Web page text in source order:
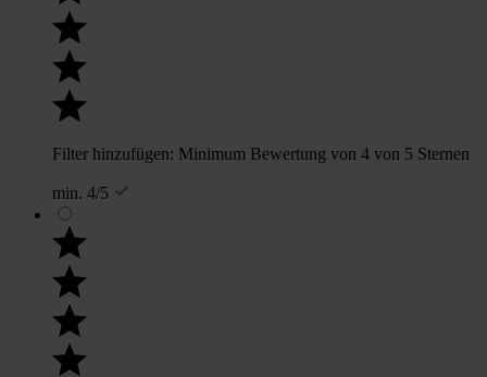
Filter hinzufügen: Minimum Bewertung von 4 von 5 Sternen
min. 4/5